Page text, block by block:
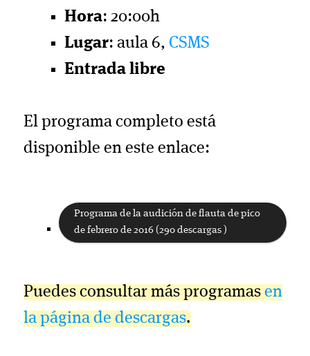
Hora: 20:00h
Lugar: aula 6, CSMS
Entrada libre
El programa completo está
disponible en este enlace:
Programa de la audición de flauta de pico
de febrero de 2016 (290 descargas )
Puedes consultar más programasen
la página de descargas.